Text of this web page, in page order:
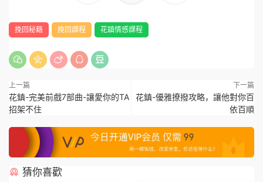
挽回秘籍 挽回課程 花鎮情感課程
上一篇
花鎮-完美前戲7部曲-讓愛你的TA
招架不住
下一篇
花鎮-優雅撩撥攻略，讓他對你百
依百順
猜你喜歡